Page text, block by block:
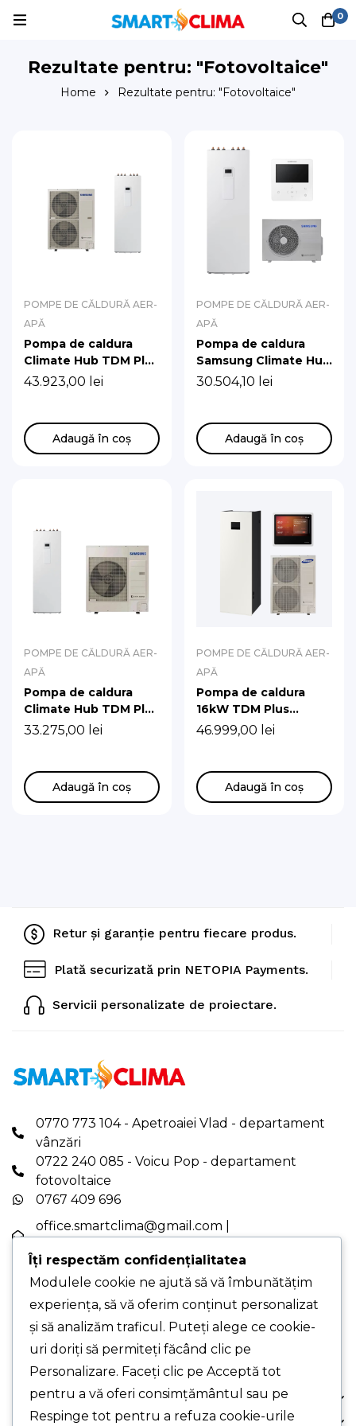
0
Rezultate pentru: "Fotovoltaice"
Home Rezultate pentru: "Fotovoltaice"
POMPE DE CĂLDURĂ AER-
APĂ
Pompa de caldura
Climate Hub TDM Plus
R410A 16kw cu boiler
43.923,00 lei
Adaugă în coș
POMPE DE CĂLDURĂ AER-
APĂ
Pompa de caldura
Samsung Climate Hub
Split R32 9 kw cu
30.504,10 lei
Adaugă în coș
POMPE DE CĂLDURĂ AER-
APĂ
Pompa de caldura
Climate Hub TDM Plus
R410A 9kw cu boiler
33.275,00 lei
Adaugă în coș
POMPE DE CĂLDURĂ AER-
APĂ
Pompa de caldura
16kW TDM Plus
ClimateHub S2 200L
46.999,00 lei
Adaugă în coș
Retur și garanție pentru fiecare produs.
Plată securizată prin NETOPIA Payments.
Servicii personalizate de proiectare.
0770 773 104 - Apetroaiei Vlad - departament
vânzări
0722 240 085 - Voicu Pop - departament
fotovoltaice
0767 409 696
office.smartclima@gmail.com
PROGRAM DE LUCRU: Luni-Vineri - 08:00-16:00
PUNCT DE LUCRU PRINCIPAL - Str. Pelinului,
Nr. 9, Sec. 3, București
PUNCT DE LUCRU - Drumul Gării, Nr. 1, Chiajna,
Jud. Ilfov (cu programare)
Despre Noi
Comanda Ta
Îți respectăm confidențialitatea
Modulele cookie ne ajută să vă îmbunătățim
experiența, să vă oferim conținut personalizat
și să analizăm traficul. Puteți alege ce cookie-
uri doriți să permiteți făcând clic pe
Personalizare. Faceți clic pe Acceptă tot
pentru a vă oferi consimțământul sau pe
Respinge tot pentru a refuza cookie-urile